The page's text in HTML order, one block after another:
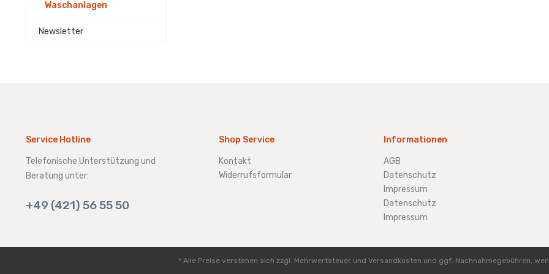
Waschanlagen
Newsletter
Service Hotline
Telefonische Unterstützung und
Beratung unter:
+49 (421) 56 55 50
Shop Service
Kontakt
Widerrufsformular
Informationen
AGB
Datenschutz
Impressum
Datenschutz
Impressum
* Alle Preise verstehen sich zzgl. Mehrwertsteuer und Versandkosten und ggf. Nachnahmegebühren,